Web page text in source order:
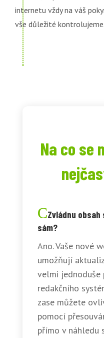
internetu vždy na váš
vše důležité kontrolujeme.
Na co se
Zvládnu
sám?
Ano. Vaše nové
umožňují
velmi
redakčního
zase můžete
pomocí
přímo v náhledu